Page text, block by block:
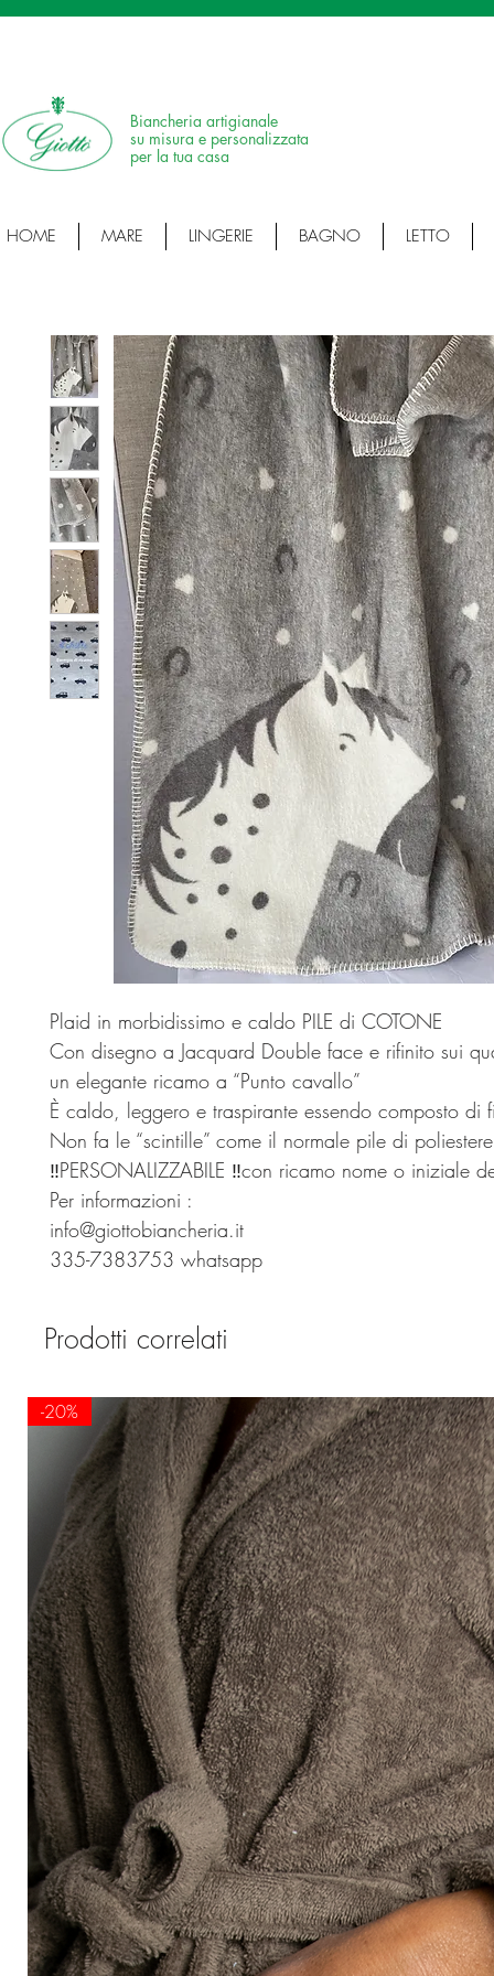
Biancheria artigianale
su misura e personalizzata
per la tua casa
HOME MARE LINGERIE BAGNO LETTO
Plaid in morbidissimo e caldo PILE di COTONE
Con disegno a Jacquard Double face e rifinito sui
un elegante ricamo a “Punto cavallo”
È caldo, leggero e traspirante essendo composto di
Non fa le “scintille” come il normale pile di poliestere
‼️PERSONALIZZABILE ‼️con ricamo nome o iniziale
Per informazioni :
info@giottobiancheria.it
335-7383753 whatsapp
Prodotti correlati
-20%